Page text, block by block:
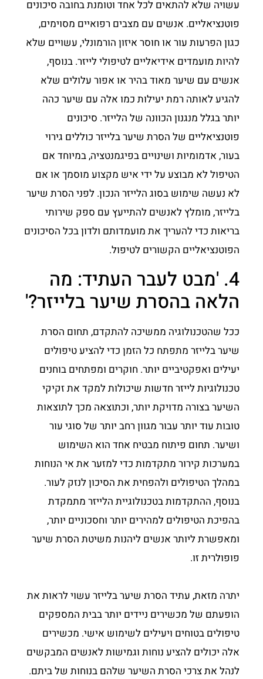
עשויה שלא להתאים לכל אחד וטומנת בחובה סיכונים
פוטנציאליים. אנשים עם מצבים רפואיים מסוימים,
כגון הפרעות עור או חוסר איזון הורמונלי, עשויים שלא
להיות מועמדים אידיאליים לטיפולי לייזר. בנוסף,
אנשים עם שיער מאוד בהיר או אפור עלולים שלא
להגיע לאותה רמת יעילות כמו אלה עם שיער כהה
יותר בגלל מנגנון הכוונה של הלייזר. סיכונים
פוטנציאליים של הסרת שיער בלייזר כוללים גירוי
בעור, אדמומיות ושינויים בפיגמנטציה, במיוחד אם
הטיפול לא מבוצע על ידי איש מקצוע מוסמך או אם
לא נעשה שימוש בסוג הלייזר הנכון. לפני הסרת שיער
בלייזר, מומלץ לאנשים להתייעץ עם ספק שירותי
בריאות כדי להעריך את מועמדותם ולדון בכל הסיכונים
הפוטנציאליים הקשורים לטיפול.
4. 'מבט לעבר העתיד: מה
הלאה בהסרת שיער בלייזר?'
ככל שהטכנולוגיה ממשיכה להתקדם, תחום הסרת
שיער בלייזר מתפתח כל הזמן כדי להציע טיפולים
יעילים ואפקטיביים יותר. חוקרים ומפתחים בוחנים
טכנולוגיות לייזר חדשות שיכולות למקד את זקיקי
השיער בצורה מדויקת יותר, וכתוצאה מכך לתוצאות
טובות עוד יותר עבור מגוון רחב יותר של סוגי עור
ושיער. תחום פיתוח מבטיח אחד הוא השימוש
במערכות קירור מתקדמות כדי למזער את אי הנוחות
במהלך הטיפולים ולהפחית את הסיכון לנזק לעור.
בנוסף, ההתקדמות בטכנולוגיית הלייזר מתמקדת
בהפיכת הטיפולים למהירים יותר וחסכוניים יותר,
ומאפשרת ליותר אנשים ליהנות משיטת הסרת שיער
פופולרית זו.
יתרה מזאת, עתיד הסרת שיער בלייזר עשוי לראות את
הופעתם של מכשירים ניידים יותר בבית המספקים
טיפולים בטוחים ויעילים לשימוש אישי. מכשירים
אלה יכולים להציע נוחות וגמישות לאנשים המבקשים
לנהל את צרכי הסרת השיער שלהם בנוחות של ביתם.